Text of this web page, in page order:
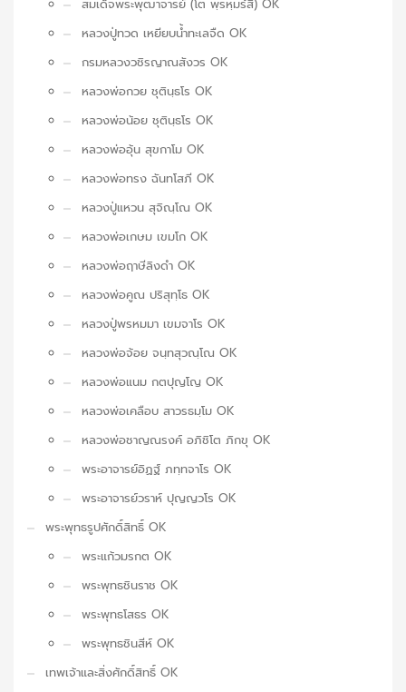
สมเด็จพระพุฒาจารย์ (โต พฺรหฺมรํสี) OK
หลวงปู่ทวด เหยียบน้ำทะเลจืด OK
กรมหลวงวชิรญาณสังวร OK
หลวงพ่อกวย ชุตินฺธโร OK
หลวงพ่อน้อย ชุตินฺธโร OK
หลวงพ่ออุ้น สุขกาโม OK
หลวงพ่อทรง ฉันทโสภี OK
หลวงปู่แหวน สุจิณฺโณ OK
หลวงพ่อเกษม เขมโก OK
หลวงพ่อฤาษีลิงดำ OK
หลวงพ่อคูณ ปริสุทฺโธ OK
หลวงปู่พรหมมา เขมจาโร OK
หลวงพ่อจ้อย จนฺทสุวณฺโณ OK
หลวงพ่อแนม กตปุญโญ OK
หลวงพ่อเคลือบ สาวรธมฺโม OK
หลวงพ่อชาญณรงค์ อภิชิโต ภิกขุ OK
พระอาจารย์อิฏฐ์ ภทฺทจาโร OK
พระอาจารย์วราห์ ปุญญวโร OK
พระพุทธรูปศักดิ์สิทธิ์ OK
พระแก้วมรกต OK
พระพุทธชินราช OK
พระพุทธโสธร OK
พระพุทธชินสีห์ OK
เทพเจ้าและสิ่งศักดิ์สิทธิ์ OK